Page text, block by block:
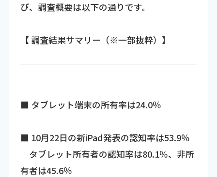
び、調査概要は以下の通りです。
【 調査結果サマリー（※一部抜粋）】
■ タブレット端末の所有率は24.0％
■ 10月22日の新iPad発表の認知率は53.9％
タブレット所有者の認知率は80.1％、非所
有者は45.6％